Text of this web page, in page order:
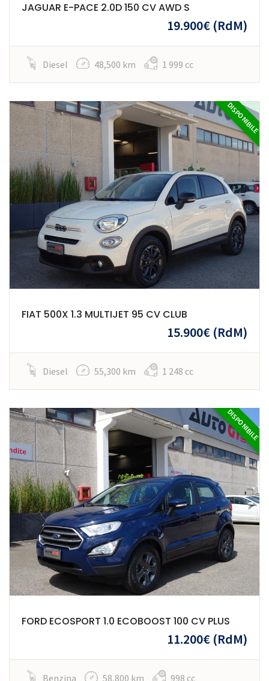
JAGUAR E-PACE 2.0D 150 CV AWD S
19.900€ (RdM)
Diesel 48,500 km 1 999 cc
DISPONIBILE
FIAT 500X 1.3 MULTIJET 95 CV CLUB
15.900€ (RdM)
Diesel 55,300 km 1 248 cc
DISPONIBILE
FORD ECOSPORT 1.0 ECOBOOST 100 CV PLUS
11.200€ (RdM)
Benzina 58,800 km 998 cc